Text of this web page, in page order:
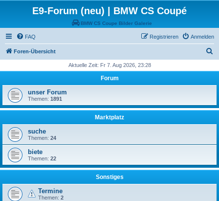
E9-Forum (neu) | BMW CS Coupé
BMW CS Coupe Bilder Galerie
FAQ Anmelden
Registrieren
Foren-Übersicht
h
Aktuelle Zeit: Fr 7. Aug 2026, 23:28
Forum
unser Forum
Themen: 1891
Marktplatz
suche
Themen: 24
biete
Themen: 22
Sonstiges
Termine
Themen: 2